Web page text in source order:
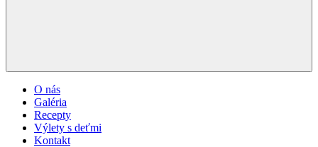
O nás
Galéria
Recepty
Výlety s deťmi
Kontakt